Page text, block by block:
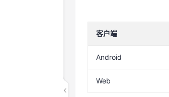
客户端
Android
Web